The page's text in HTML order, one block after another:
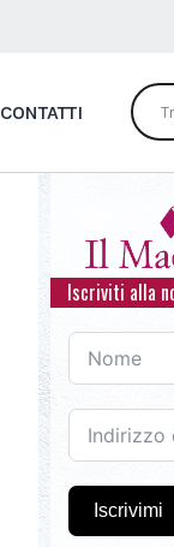
CONTATTI
Iscriviti alla
Iscrivimi